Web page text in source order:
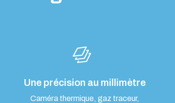
Une précision au millimètre
Caméra thermique, gaz traceur,